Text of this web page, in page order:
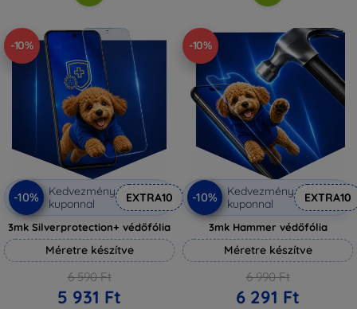
-10%
-10%
Kedvezmény
kuponnal
EXTRA10
3mk Silverprotection+ védőfólia
Méretre készítve
6 590 Ft
5 931 Ft
-10%
-10%
Kedvezmény
kuponnal
EXTRA10
3mk Hammer védőfólia
Méretre készítve
6 990 Ft
6 291 Ft